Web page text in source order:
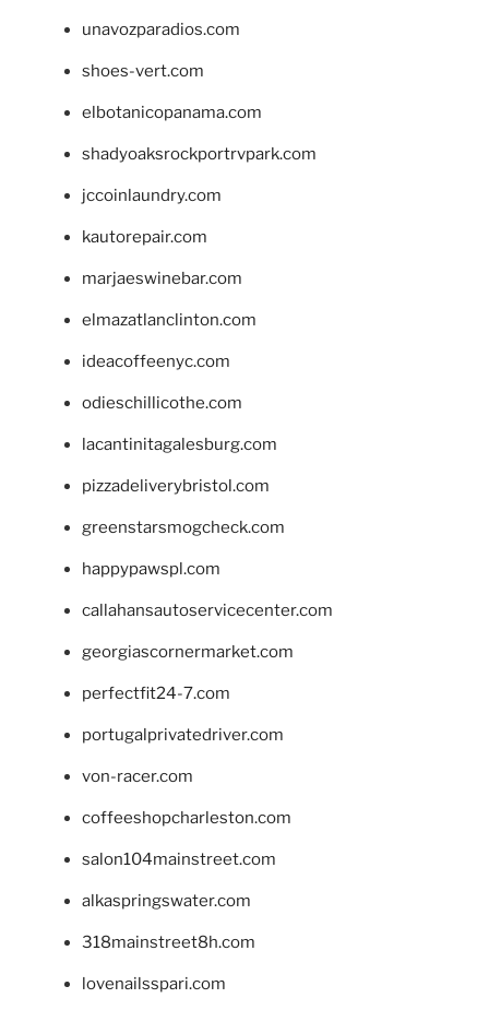
unavozparadios.com
shoes-vert.com
elbotanicopanama.com
shadyoaksrockportrvpark.com
jccoinlaundry.com
kautorepair.com
marjaeswinebar.com
elmazatlanclinton.com
ideacoffeenyc.com
odieschillicothe.com
lacantinitagalesburg.com
pizzadeliverybristol.com
greenstarsmogcheck.com
happypawspl.com
callahansautoservicecenter.com
georgiascornermarket.com
perfectfit24-7.com
portugalprivatedriver.com
von-racer.com
coffeeshopcharleston.com
salon104mainstreet.com
alkaspringswater.com
318mainstreet8h.com
lovenailsspari.com